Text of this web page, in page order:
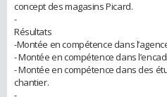
concept des magasins Picard.
-
Résultats
-Montée en compétence dans
- Montée en compétence dans
- Montée en compétence dans des
chantier.